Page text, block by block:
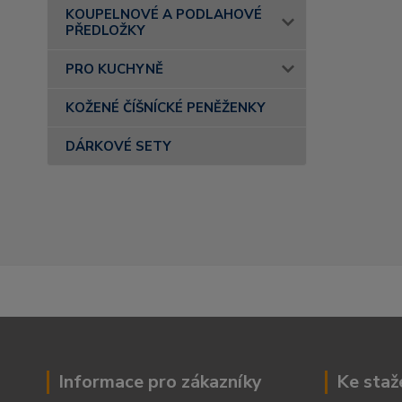
KOUPELNOVÉ A PODLAHOVÉ
PŘEDLOŽKY
PRO KUCHYNĚ
KOŽENÉ ČÍŠNÍCKÉ PENĚŽENKY
DÁRKOVÉ SETY
Informace pro zákazníky Ke